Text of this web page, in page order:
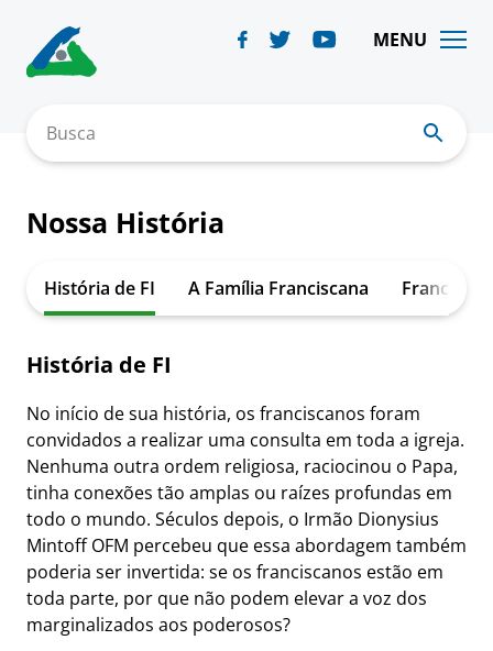
content
MENU
Busca
Nossa História
História de FI A Família Franciscana
História de FI
No início de sua história, os franciscanos foram
convidados a realizar uma consulta em toda a igreja.
Nenhuma outra ordem religiosa, raciocinou o Papa,
tinha conexões tão amplas ou raízes profundas em
todo o mundo. Séculos depois, o Irmão Dionysius
Mintoff OFM percebeu que essa abordagem também
poderia ser invertida: se os franciscanos estão em
toda parte, por que não podem elevar a voz dos
marginalizados aos poderosos?